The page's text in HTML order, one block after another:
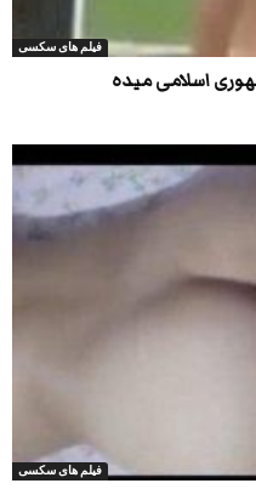
فیلم های سکسی
اسلامی میده
فیلم های سکسی